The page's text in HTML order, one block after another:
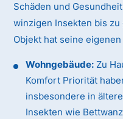
Schäden und
winzigen Insekten bis
Objekt hat seine
Wohngebäude: Zu
Komfort Priorität
insbesondere in
Insekten wie